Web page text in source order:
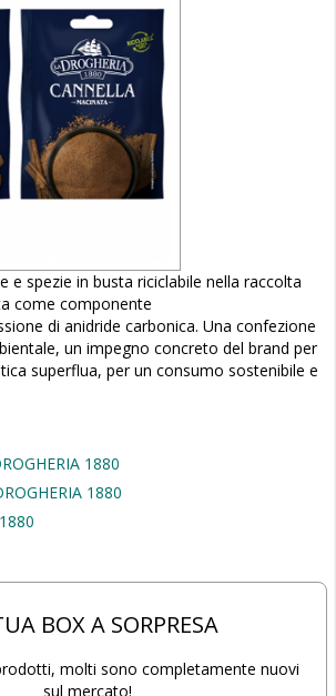
e spezie in busta riciclabile nella raccolta
come componente
di anidride carbonica. Una confezione
un impegno concreto del brand per
superflua, per un consumo sostenibile e
1880
1880
BOX A SORPRESA
molti sono completamente nuovi
sul mercato!